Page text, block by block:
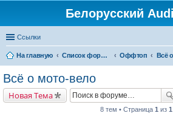
Белорусский
Ссылки
На главную Список форумов Оффтоп Всё
Всё о мото-вело
Новая Тема
8 тем • Страница 1 из 1